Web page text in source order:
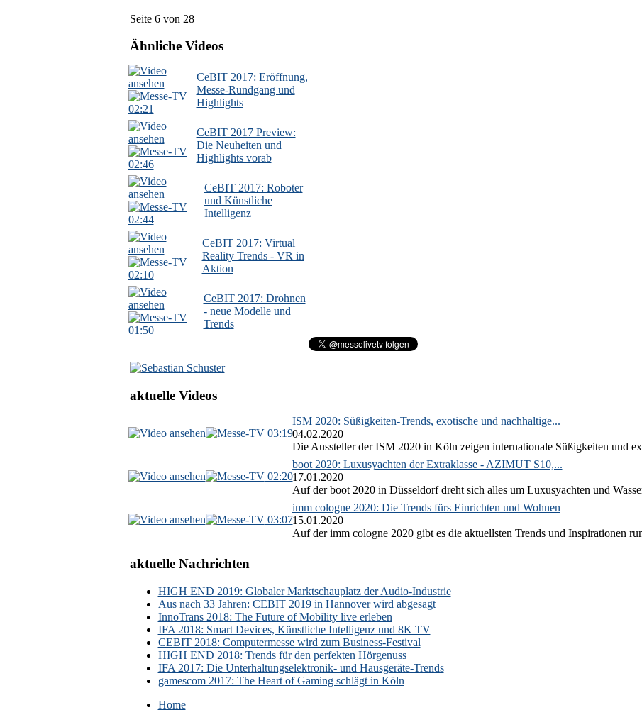
Seite 6 von 28
Ähnliche Videos
02:21
CeBIT 2017: Eröffnung,
Messe-Rundgang und
Highlights
02:46
CeBIT 2017 Preview:
Die Neuheiten und
Highlights vorab
02:44
CeBIT 2017: Roboter
und Künstliche
Intelligenz
02:10
CeBIT 2017: Virtual
Reality Trends - VR in
Aktion
01:50
CeBIT 2017: Drohnen
- neue Modelle und
Trends
aktuelle Videos
03:19
ISM 2020: Süßigkeiten-Trends, exotische und nachhaltige...
04.02.2020
Die Aussteller der ISM 2020 in Köln zeigen internationale Süßigkeiten und
02:20
boot 2020: Luxusyachten der Extraklasse - AZIMUT S10,...
17.01.2020
Auf der boot 2020 in Düsseldorf dreht sich alles um Luxusyachten und
03:07
imm cologne 2020: Die Trends fürs Einrichten und Wohnen
15.01.2020
Auf der imm cologne 2020 gibt es die aktuellsten Trends und Inspirationen
aktuelle Nachrichten
HIGH END 2019: Globaler Marktschauplatz der Audio-Industrie
Aus nach 33 Jahren: CEBIT 2019 in Hannover wird abgesagt
InnoTrans 2018: The Future of Mobility live erleben
IFA 2018: Smart Devices, Künstliche Intelligenz und 8K TV
CEBIT 2018: Computermesse wird zum Business-Festival
HIGH END 2018: Trends für den perfekten Hörgenuss
IFA 2017: Die Unterhaltungselektronik- und Hausgeräte-Trends
gamescom 2017: The Heart of Gaming schlägt in Köln
Home